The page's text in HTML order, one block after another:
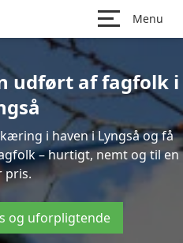
Menu
udført af fagfolk i
i haven i Lyngså og få
– hurtigt, nemt og til en
pris.
og uforpligtende